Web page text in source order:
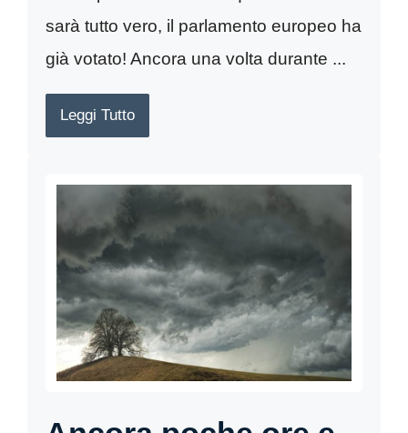
sarà tutto vero, il parlamento europeo ha
già votato! Ancora una volta durante ...
Leggi Tutto